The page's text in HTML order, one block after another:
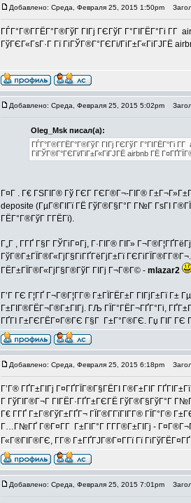
Добавлено: Среда, Февраля 25, 2015 1:50pm
ГЃГ°Г®Г­ГЁГ°Г®ГўГ ГІГј ГЄГўГ Г°ГІГЁГ°Гі Г­Г
ГўГЄГ«ГѕГ·Г Гї ГіГЎГ®Г°ГЄГі/ГіГ±Г«ГіГЈГЁ
Добавлено: Среда, Февраля 25, 2015 5:02pm
Oleg_Msk писал(а):
ГЃГ°Г®Г­ГЁГ°Г®ГўГ ГІГј ГЄГўГ Г°ГІГЁГ°Гі Г­Г
ГіГЎГ®Г°ГЄГі/ГіГ±Г«ГіГЈГЁ airbnb ГЁ
Г¤Г . Г€ ГЅГІГ® Гў ГЄГ ГЄГ®Г¬-ГІГ®
deposite (ГµГ®ГІГї ГЁ ГўГ®Г§Г°Г Г№Г ГѕГІ
ГЁГ°Г®ГўГ Г­ГЁГї).
Г„Г , Г­ГҐ Г§Г ГЎГіГ¤Гј, Г·ГІГ® ГІГ»
ГўГ®Г±ГЇГ®Г«ГјГ§ГіГҐГёГјГ±Гї
ГЁГ±ГЇГ®Г«ГјГ§Г®ГўГ ГІГј Г¬Г®Г© - mlazar2
Г’Г ГЄ Г¦ГҐ Г¬Г®Г¦Г­Г® Г±ГЇГЁГ±Г ГІГјГ±Гї
Г±ГІГ®ГЁГ¬Г®Г±ГІГј. ГЉ ГЇГ°ГЁГ¬ГҐГ°Гі,
ГҐГІ Г±ГЄГЁГ¤Г®ГЄ Г§Г Г±Г°Г®ГЄ. Гџ ГІГ ГЄ
Добавлено: Среда, Февраля 25, 2015 6:18pm
Г’Г® ГҐГ±ГІГј Г¤ГҐГЇГ®Г§ГЁГІ Г®Г±ГІГ
Г ГўГІГ®Г¬Г ГІГЁГ·ГҐГ±ГЄГЁ ГўГ®Г§ГўГ°Г
Г€ Г­ГҐ Г±Г®ГўГ±ГҐГ¬ ГЇГ®Г­ГїГІГ­Г® ГЇГ°Г®
Г…Г№ГҐ Г®Г¤Г­Г Г±ГІГ°Г Г­Г­Г®Г±ГІГј -
Г«Г®ГІГ®ГЄ, Г­Г® Г±ГҐГЈГ®Г¤Г­Гї Гї
Добавлено: Среда, Февраля 25, 2015 7:01pm